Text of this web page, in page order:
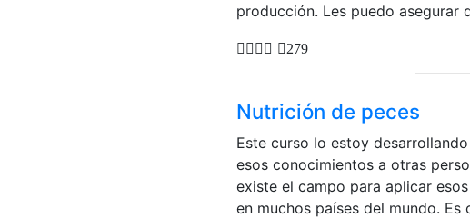
producción. Les puedo asegurar
279
Nutrición de peces
Este curso lo estoy
esos conocimientos a otras
existe el campo para aplicar
en muchos países del mundo.